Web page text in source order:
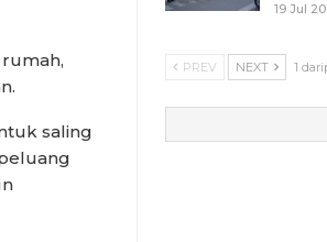
saling
19 Jul
PREV NEXT 1